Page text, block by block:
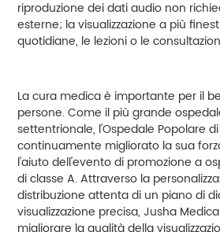
riproduzione dei dati audio non
esterne; la visualizzazione a più
quotidiane, le lezioni o le
La cura medica è importante per il
persone. Come il più grande
settentrionale, l'Ospedale Popolare
continuamente migliorato la sua
l'aiuto dell'evento di promozione a
di classe A. Attraverso la
distribuzione attenta di un piano di
visualizzazione precisa, Jusha
migliorare la qualità della